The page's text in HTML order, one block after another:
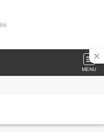
MENU